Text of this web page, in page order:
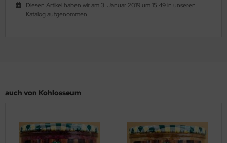
Diesen Artikel haben wir am 3. Januar 2019 um 15:49 in unseren
Katalog aufgenommen.
auch von Kohlosseum